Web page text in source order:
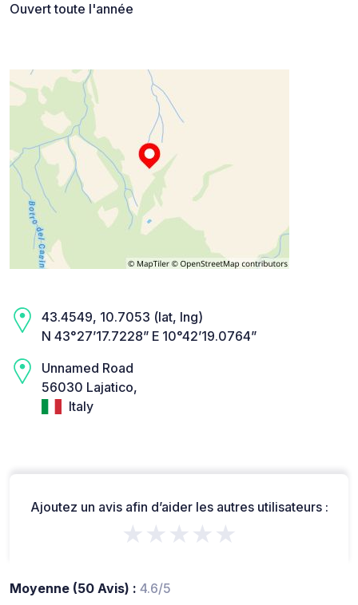
Ouvert toute l'année
43.4549, 10.7053 (lat, lng)
N 43°27’17.7228” E 10°42’19.0764”
Unnamed Road
56030 Lajatico,
Italy
Ajoutez un avis afin d’aider les autres utilisateurs :
★★★★★
Moyenne (50 Avis) : 4.6/5